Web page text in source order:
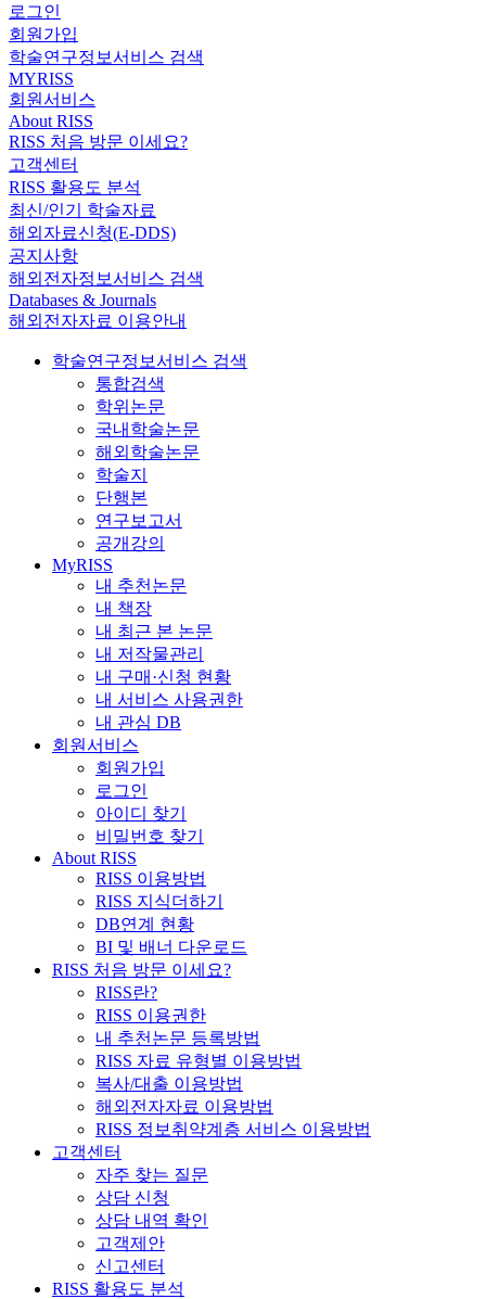
로그인
회원가입
학술연구정보서비스 검색
MYRISS
회원서비스
About RISS
RISS 처음 방문 이세요?
고객센터
RISS 활용도 분석
최신/인기 학술자료
해외자료신청(E-DDS)
공지사항
해외전자정보서비스 검색
Databases & Journals
해외전자자료 이용안내
학술연구정보서비스 검색
통합검색
학위논문
국내학술논문
해외학술논문
학술지
단행본
연구보고서
공개강의
MyRISS
내 추천논문
내 책장
내 최근 본 논문
내 저작물관리
내 구매·신청 현황
내 서비스 사용권한
내 관심 DB
회원서비스
회원가입
로그인
아이디 찾기
비밀번호 찾기
About RISS
RISS 이용방법
RISS 지식더하기
DB연계 현황
BI 및 배너 다운로드
RISS 처음 방문 이세요?
RISS란?
RISS 이용권한
내 추천논문 등록방법
RISS 자료 유형별 이용방법
복사/대출 이용방법
해외전자자료 이용방법
RISS 정보취약계층 서비스 이용방법
고객센터
자주 찾는 질문
상담 신청
상담 내역 확인
고객제안
신고센터
RISS 활용도 분석